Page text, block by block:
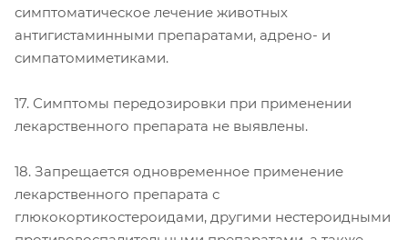
симптоматическое лечение животных
антигистаминными препаратами, адрено- и
симпатомиметиками.
17. Симптомы передозировки при применении
лекарственного препарата не выявлены.
18. Запрещается одновременное применение
лекарственного препарата с
глюкокортикостероидами, другими нестероидными